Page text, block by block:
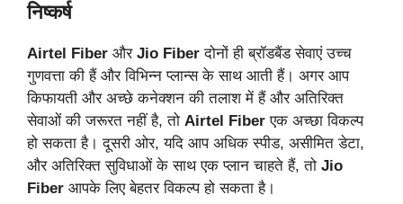
निष्कर्ष
Airtel Fiber और Jio Fiber दोनों ही ब्रॉडबैंड सेवाएं उच्च
गुणवत्ता की हैं और विभिन्न प्लान्स के साथ आती हैं। अगर आप
किफायती और अच्छे कनेक्शन की तलाश में हैं और अतिरिक्त
सेवाओं की जरूरत नहीं है, तो Airtel Fiber एक अच्छा विकल्प
हो सकता है। दूसरी ओर, यदि आप अधिक स्पीड, असीमित डेटा,
और अतिरिक्त सुविधाओं के साथ एक प्लान चाहते हैं, तो Jio
Fiber आपके लिए बेहतर विकल्प हो सकता है।